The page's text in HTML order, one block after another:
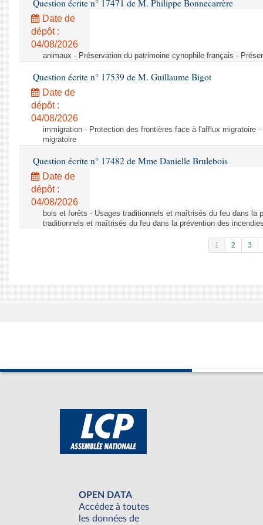
Question écrite n° 17471 de M. Philippe Bonnecarrère
Date de
dépôt :
04/08/2026
animaux - Préservation du patrimoine cynophile français -
Question écrite n° 17539 de M. Guillaume Bigot
Date de
dépôt :
04/08/2026
immigration - Protection des frontières face à l'afflux migratoire
migratoire
Question écrite n° 17482 de Mme Danielle Brulebois
Date de
dépôt :
04/08/2026
bois et forêts - Usages traditionnels et maîtrisés du feu dans la
traditionnels et maîtrisés du feu dans la prévention des
1 2 3
OPEN DATA
Accédez à toutes
les données de